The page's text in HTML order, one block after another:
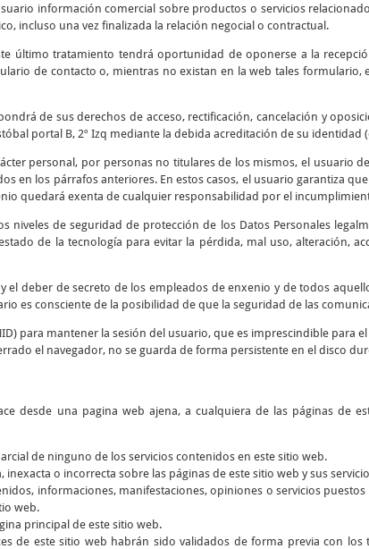
información comercial sobre productos o servicios
incluso una vez finalizada la relación negocial o contractual.
último tratamiento tendrá oportunidad de oponerse a la
de contacto o, mientras no existan en la web tales formulario,
de sus derechos de acceso, rectificación, cancelación y
portal B, 2º Izq mediante la debida acreditación de su identidad
personal, por personas no titulares de los mismos, el usuario
en los párrafos anteriores. En estos casos, el usuario garantiza
quedará exenta de cualquier responsabilidad por el
niveles de seguridad de protección de los Datos Personales
de la tecnología para evitar la pérdida, mal uso, alteración,
el deber de secreto de los empleados de enxenio y de todos
es consciente de la posibilidad de que la seguridad de las
para mantener la sesión del usuario, que es imprescindible para
el navegador, no se guarda de forma persistente en el disco
desde una pagina web ajena, a cualquiera de las páginas de
de ninguno de los servicios contenidos en este sitio web.
o incorrecta sobre las páginas de este sitio web y sus
informaciones, manifestaciones, opiniones o servicios
web.
principal de este sitio web.
de este sitio web habrán sido validados de forma previa con